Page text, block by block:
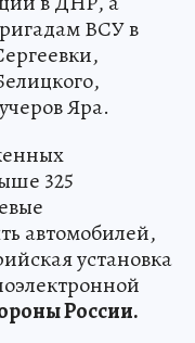
ВСУ в
Яра.
325
автомобилей,
установка
России.